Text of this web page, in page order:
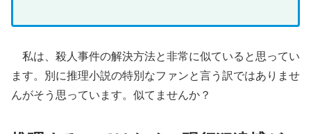
私は、殺人事件の解決方法と非常に似ていると思ってい
ます。別に推理小説の特別なファンと言う訳ではありませ
んがそう思っています。似てませんか？